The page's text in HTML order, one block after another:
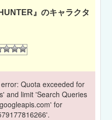
』のキャラクタ
Quota exceeded for
and limit 'Search Queries
for